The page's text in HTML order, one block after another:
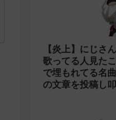
【炎上】にじさ
歌ってる人見た
で埋もれてる名
の文章を投稿し